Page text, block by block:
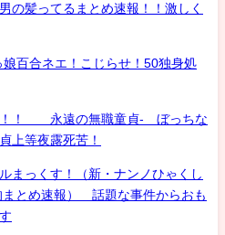
の髪ってるまとめ速報！！激しく
百合ネエ！こじらせ！50独身処
！！ 永遠の無職童貞- ぼっちな
上等夜露死苦！
まっくす！（新・ナンノひゃくし
まとめ速報） 話題な事件からおも